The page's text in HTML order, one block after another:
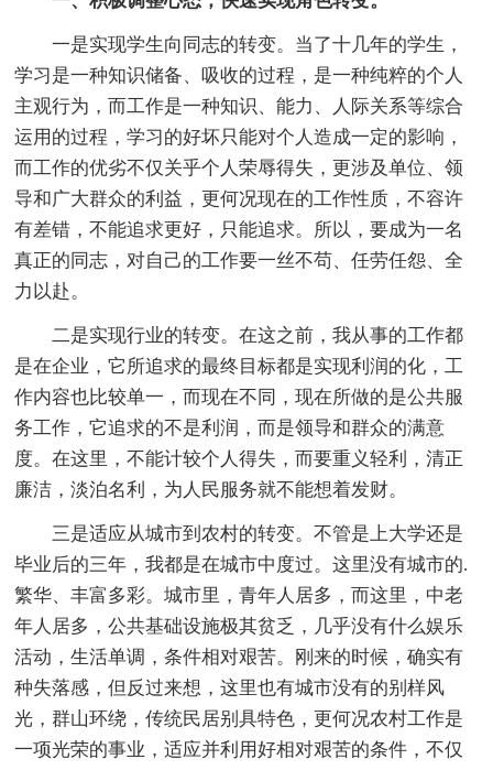
一是实现学生向同志的转变。当了十几年的学生，
学习是一种知识储备、吸收的过程，是一种纯粹的个人
主观行为，而工作是一种知识、能力、人际关系等综合
运用的过程，学习的好坏只能对个人造成一定的影响，
而工作的优劣不仅关乎个人荣辱得失，更涉及单位、领
导和广大群众的利益，更何况现在的工作性质，不容许
有差错，不能追求更好，只能追求。所以，要成为一名
真正的同志，对自己的工作要一丝不苟、任劳任怨、全
力以赴。
二是实现行业的转变。在这之前，我从事的工作都
是在企业，它所追求的最终目标都是实现利润的化，工
作内容也比较单一，而现在不同，现在所做的是公共服
务工作，它追求的不是利润，而是领导和群众的满意
度。在这里，不能计较个人得失，而要重义轻利，清正
廉洁，淡泊名利，为人民服务就不能想着发财。
三是适应从城市到农村的转变。不管是上大学还是
毕业后的三年，我都是在城市中度过。这里没有城市的.
繁华、丰富多彩。城市里，青年人居多，而这里，中老
年人居多，公共基础设施极其贫乏，几乎没有什么娱乐
活动，生活单调，条件相对艰苦。刚来的时候，确实有
种失落感，但反过来想，这里也有城市没有的别样风
光，群山环绕，传统民居别具特色，更何况农村工作是
一项光荣的事业，适应并利用好相对艰苦的条件，不仅